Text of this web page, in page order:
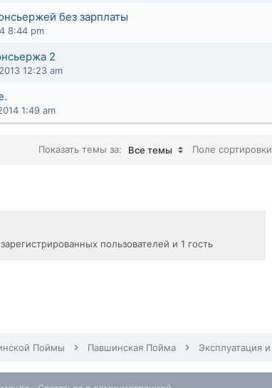
без зарплаты
8:44 pm
2
12:23 am
1:49 am
Показать темы за: Все темы Поле сортировки
пользователей и 1 гость
Поймы Павшинская Пойма